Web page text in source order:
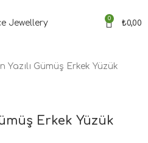
0
₺0,00
Yazılı Gümüş Erkek Yüzük
Erkek Yüzük